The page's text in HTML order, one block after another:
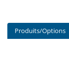
Produits/Options